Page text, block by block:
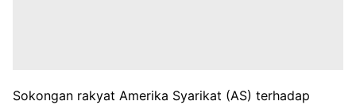
Sokongan rakyat Amerika Syarikat (AS) terhadap